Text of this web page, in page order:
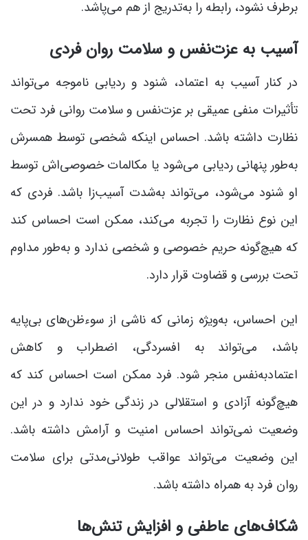
برطرف نشود، رابطه را به‌تدریج از هم می‌پاشد.
آسیب به عزت‌نفس و سلامت روان فردی
در کنار آسیب به اعتماد، شنود و ردیابی ناموجه می‌تواند
تأثیرات منفی عمیقی بر عزت‌نفس و سلامت روانی فرد تحت
نظارت داشته باشد. احساس اینکه شخصی توسط همسرش
به‌طور پنهانی ردیابی می‌شود یا مکالمات خصوصی‌اش توسط
او شنود می‌شود، می‌تواند به‌شدت آسیب‌زا باشد. فردی که
این نوع نظارت را تجربه می‌کند، ممکن است احساس کند
که هیچ‌گونه حریم خصوصی و شخصی ندارد و به‌طور مداوم
تحت بررسی و قضاوت قرار دارد.
این احساس، به‌ویژه زمانی که ناشی از سوءظن‌های بی‌پایه
باشد، می‌تواند به افسردگی، اضطراب و کاهش
اعتمادبه‌نفس منجر شود. فرد ممکن است احساس کند که
هیچ‌گونه آزادی و استقلالی در زندگی خود ندارد و در این
وضعیت نمی‌تواند احساس امنیت و آرامش داشته باشد.
این وضعیت می‌تواند عواقب طولانی‌مدتی برای سلامت
روان فرد به همراه داشته باشد.
شکاف‌های عاطفی و افزایش تنش‌ها